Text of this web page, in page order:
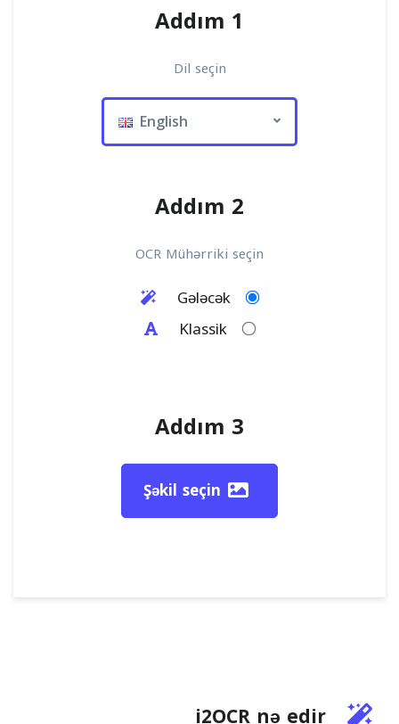
Addım 1
Dil seçin
English
Addım 2
OCR Mühərriki seçin
Gələcək
Klassik
Addım 3
Şəkil seçin
i2OCR nə edir